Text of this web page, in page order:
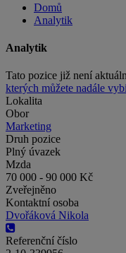
Domů
Analytik
Analytik
Tato pozice již není
kterých můžete nadále
Lokalita
Obor
Marketing
Druh pozice
Plný úvazek
Mzda
70 000 - 90 000 Kč
Zveřejněno
Kontaktní osoba
Dvořáková Nikola
Referenční číslo